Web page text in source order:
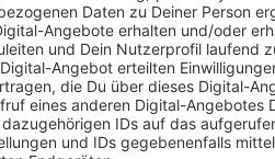
Alle Fristen, die die Stadt den
verstrichen. Erst am Dienstag war
prüft die Lösung jetzt und